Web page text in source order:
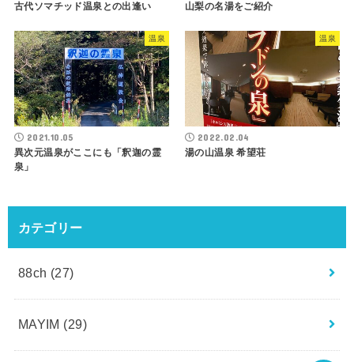
古代ソマチッド温泉との出逢い 山梨の名湯をご紹介
温泉
2021.10.05
異次元温泉がここにも「釈迦の霊
泉」
温泉
2022.02.04
湯の山温泉 希望荘
カテゴリー
88ch (27)
MAYIM (29)